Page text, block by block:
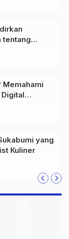
tentang
Memahami
yang
Kuliner